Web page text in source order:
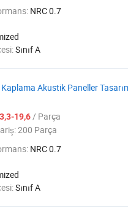
NRC 0.7
Sınıf A
Akustik Paneller
19,6/ Parça
200 Parça
NRC 0.7
Sınıf A